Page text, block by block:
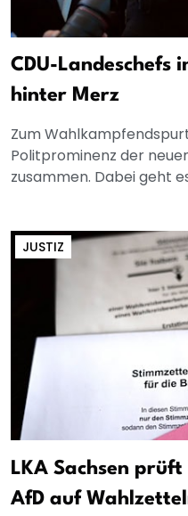
CDU-Landeschefs
hinter Merz
Zum
Politprominenz der
zusammen. Dabei geht
JUSTIZ
LKA Sachsen
AfD auf